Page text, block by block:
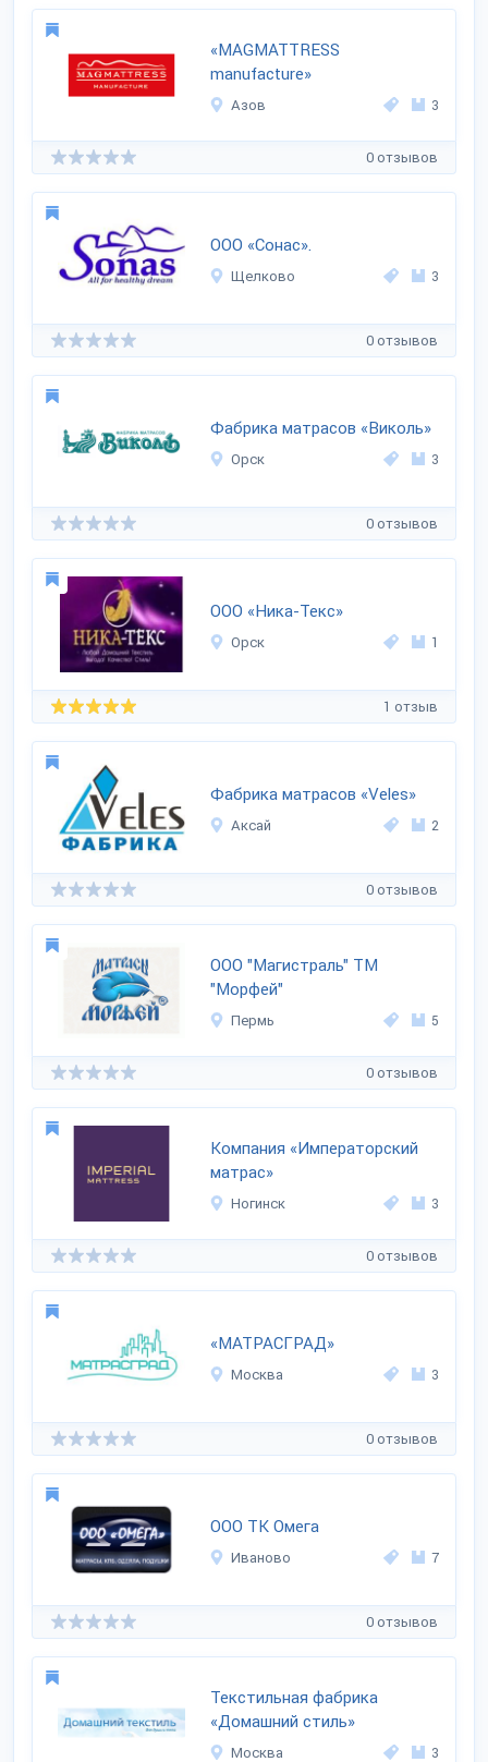
«MAGMATTRESS
manufacture»
Азов 3
0 отзывов
ООО «Сонас».
Щелково 3
0 отзывов
Фабрика матрасов «Виколь»
Орск 3
0 отзывов
ООО «Ника-Текс»
Орск 1
1 отзыв
Фабрика матрасов «Veles»
Аксай 2
0 отзывов
ООО "Магистраль" ТМ
"Морфей"
Пермь 5
0 отзывов
Компания «Императорский
матрас»
Ногинск 3
0 отзывов
«МАТРАСГРАД»
Москва 3
0 отзывов
ООО ТК Омега
Иваново 7
0 отзывов
Текстильная фабрика
«Домашний стиль»
Москва 3